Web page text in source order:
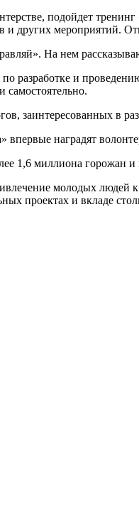
подойдет
других мероприятий.
На нем
разработке и
самостоятельно.
заинтересованных в
впервые наградят
1,6 миллиона горожан
молодых людей
проектах и вкладе